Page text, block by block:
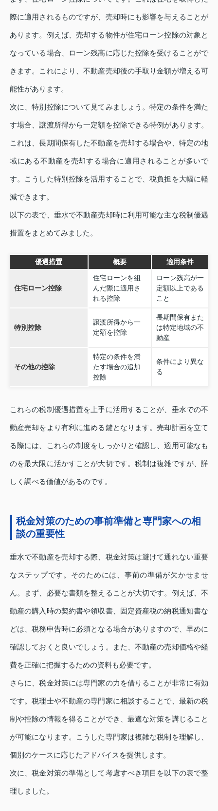
際に適用されるものですが、売却時にも影響を与えることが
あります。例えば、売却する物件が住宅ローン控除の対象と
なっている場合、ローン残高に応じた控除を受けることがで
きます。これにより、不動産売却後の手取り金額が増える可
能性があります。
次に、特別控除について見てみましょう。特定の条件を満た
す場合、譲渡所得から一定額を控除できる特例があります。
これは、長期間保有した不動産を売却する場合や、特定の地
域にある不動産を売却する場合に適用されることが多いで
す。こうした特別控除を活用することで、税負担を大幅に軽
減できます。
以下の表で、垂水で不動産売却時に利用可能な主な税制優遇
措置をまとめてみました。
優遇措置 概要 適用条件
住宅ローン控除
住宅ローンを組
んだ際に適用さ
れる控除
ローン残高が一
定額以上である
こと
特別控除
譲渡所得から一
定額を控除
長期間保有また
は特定地域の不
動産
その他の控除
特定の条件を満
たす場合の追加
控除
条件により異な
る
これらの税制優遇措置を上手に活用することが、垂水での不
動産売却をより有利に進める鍵となります。売却計画を立て
る際には、これらの制度をしっかりと確認し、適用可能なも
のを最大限に活かすことが大切です。税制は複雑ですが、詳
しく調べる価値があるのです。
税金対策のための事前準備と専門家への相
談の重要性
垂水で不動産を売却する際、税金対策は避けて通れない重要
なステップです。そのためには、事前の準備が欠かせませ
ん。まず、必要な書類を整えることが大切です。例えば、不
動産の購入時の契約書や領収書、固定資産税の納税通知書な
どは、税務申告時に必須となる場合がありますので、早めに
確認しておくと良いでしょう。また、不動産の売却価格や経
費を正確に把握するための資料も必要です。
さらに、税金対策には専門家の力を借りることが非常に有効
です。税理士や不動産の専門家に相談することで、最新の税
制や控除の情報を得ることができ、最適な対策を講じること
が可能になります。こうした専門家は複雑な税制を理解し、
個別のケースに応じたアドバイスを提供します。
次に、税金対策の準備として考慮すべき項目を以下の表で整
理しました。